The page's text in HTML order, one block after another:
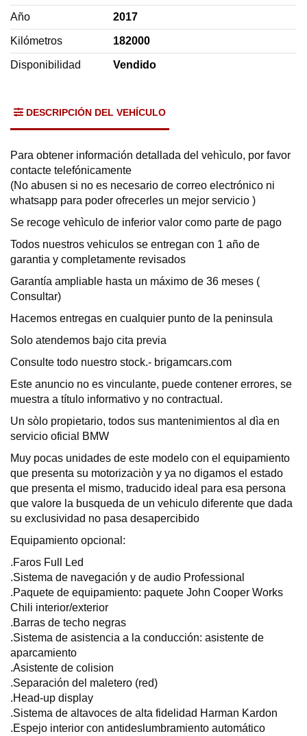
Año 2017
Kilómetros 182000
Disponibilidad Vendido
DESCRIPCIÓN DEL VEHÍCULO
Para obtener información detallada del vehìculo, por favor
contacte telefónicamente
(No abusen si no es necesario de correo electrónico ni
whatsapp para poder ofrecerles un mejor servicio )
Se recoge vehìculo de inferior valor como parte de pago
Todos nuestros vehiculos se entregan con 1 año de
garantia y completamente revisados
Garantía ampliable hasta un máximo de 36 meses (
Consultar)
Hacemos entregas en cualquier punto de la peninsula
Solo atendemos bajo cita previa
Consulte todo nuestro stock.- brigamcars.com
Este anuncio no es vinculante, puede contener errores, se
muestra a título informativo y no contractual.
Un sòlo propietario, todos sus mantenimientos al dìa en
servicio oficial BMW
Muy pocas unidades de este modelo con el equipamiento
que presenta su motorizaciòn y ya no digamos el estado
que presenta el mismo, traducido ideal para esa persona
que valore la busqueda de un vehiculo diferente que dada
su exclusividad no pasa desapercibido
Equipamiento opcional:
.Faros Full Led
.Sistema de navegación y de audio Professional
.Paquete de equipamiento: paquete John Cooper Works
Chili interior/exterior
.Barras de techo negras
.Sistema de asistencia a la conducción: asistente de
aparcamiento
.Asistente de colision
.Separación del maletero (red)
.Head-up display
.Sistema de altavoces de alta fidelidad Harman Kardon
.Espejo interior con antideslumbramiento automático